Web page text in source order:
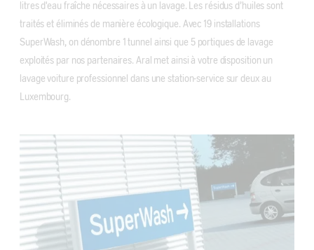
litres d'eau fraîche nécessaires à un lavage. Les résidus d’huiles sont
traités et éliminés de manière écologique. Avec 19 installations
SuperWash, on dénombre 1 tunnel ainsi que 5 portiques de lavage
exploités par nos partenaires. Aral met ainsi à votre disposition un
lavage voiture professionnel dans une station-service sur deux au
Luxembourg.